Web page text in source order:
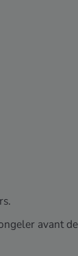
avant